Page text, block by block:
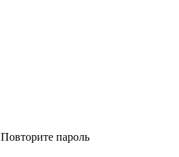
Повторите пароль